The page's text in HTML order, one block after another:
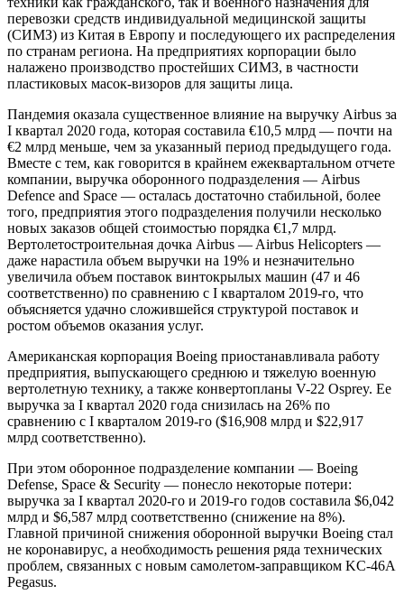
перевозки средств индивидуальной медицинской защиты
(СИМЗ) из Китая в Европу и последующего их распределения
по странам региона. На предприятиях корпорации было
налажено производство простейших СИМЗ, в частности
пластиковых масок-визоров для защиты лица.
Пандемия оказала существенное влияние на выручку Airbus за
I квартал 2020 года, которая составила €10,5 млрд — почти на
€2 млрд меньше, чем за указанный период предыдущего года.
Вместе с тем, как говорится в крайнем ежеквартальном отчете
компании, выручка оборонного подразделения — Airbus
Defence and Space — осталась достаточно стабильной, более
того, предприятия этого подразделения получили несколько
новых заказов общей стоимостью порядка €1,7 млрд.
Вертолетостроительная дочка Airbus — Airbus Helicopters —
даже нарастила объем выручки на 19% и незначительно
увеличила объем поставок винтокрылых машин (47 и 46
соответственно) по сравнению с I кварталом 2019-го, что
объясняется удачно сложившейся структурой поставок и
ростом объемов оказания услуг.
Американская корпорация Boeing приостанавливала работу
предприятия, выпускающего среднюю и тяжелую военную
вертолетную технику, а также конвертопланы V-22 Osprey. Ее
выручка за I квартал 2020 года снизилась на 26% по
сравнению с I кварталом 2019-го ($16,908 млрд и $22,917
млрд соответственно).
При этом оборонное подразделение компании — Boeing
Defense, Space & Security — понесло некоторые потери:
выручка за I квартал 2020-го и 2019-го годов составила $6,042
млрд и $6,587 млрд соответственно (снижение на 8%).
Главной причиной снижения оборонной выручки Boeing стал
не коронавирус, а необходимость решения ряда технических
проблем, связанных с новым самолетом-заправщиком KC-46A
Pegasus.